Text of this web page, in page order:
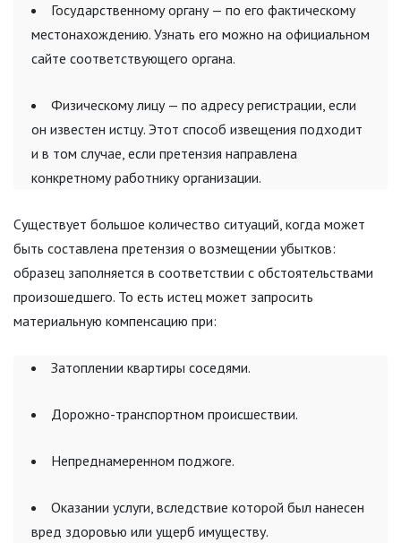
Государственному органу — по его фактическому
местонахождению. Узнать его можно на официальном
сайте соответствующего органа.
Физическому лицу — по адресу регистрации, если
он известен истцу. Этот способ извещения подходит
и в том случае, если претензия направлена
конкретному работнику организации.
Существует большое количество ситуаций, когда может
быть составлена претензия о возмещении убытков:
образец заполняется в соответствии с обстоятельствами
произошедшего. То есть истец может запросить
материальную компенсацию при:
Затоплении квартиры соседями.
Дорожно-транспортном происшествии.
Непреднамеренном поджоге.
Оказании услуги, вследствие которой был нанесен
вред здоровью или ущерб имуществу.